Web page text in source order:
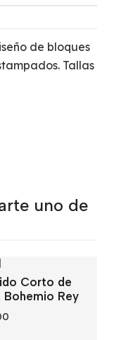
de bloques
Tallas
uno de
Corto de
Bohemio Rey